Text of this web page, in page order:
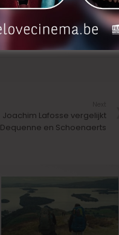
Joachim Lafosse vergelijkt
Dequenne en Schoenaerts